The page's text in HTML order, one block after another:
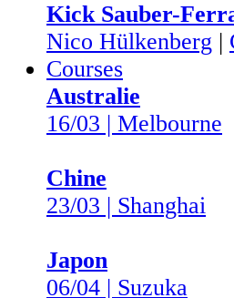
Kick Sauber-
Nico Hülkenberg |
Courses
Australie
16/03 | Melbourne
Chine
23/03 | Shanghai
Japon
06/04 | Suzuka